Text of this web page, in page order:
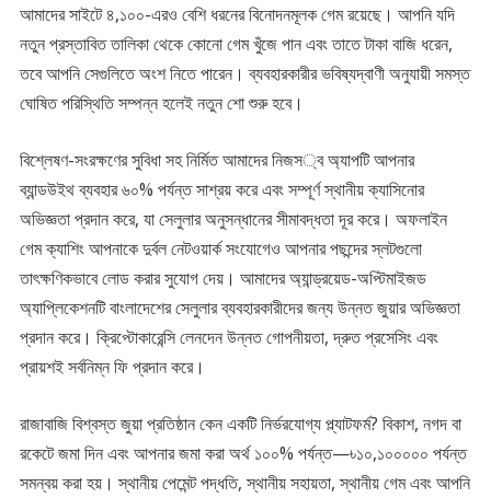
আমাদের সাইটে ৪,১০০-এরও বেশি ধরনের বিনোদনমূলক গেম রয়েছে। আপনি যদি
নতুন প্রস্তাবিত তালিকা থেকে কোনো গেম খুঁজে পান এবং তাতে টাকা বাজি ধরেন,
তবে আপনি সেগুলিতে অংশ নিতে পারেন। ব্যবহারকারীর ভবিষ্যদ্বাণী অনুযায়ী সমস্ত
ঘোষিত পরিস্থিতি সম্পন্ন হলেই নতুন শো শুরু হবে।
বিশ্লেষণ-সংরক্ষণের সুবিধা সহ নির্মিত আমাদের নিজস্ব অ্যাপটি আপনার
ব্যান্ডউইথ ব্যবহার ৬০% পর্যন্ত সাশ্রয় করে এবং সম্পূর্ণ স্থানীয় ক্যাসিনোর
অভিজ্ঞতা প্রদান করে, যা সেলুলার অনুসন্ধানের সীমাবদ্ধতা দূর করে। অফলাইন
গেম ক্যাশিং আপনাকে দুর্বল নেটওয়ার্ক সংযোগেও আপনার পছন্দের স্লটগুলো
তাৎক্ষণিকভাবে লোড করার সুযোগ দেয়। আমাদের অ্যান্ড্রয়েড-অপ্টিমাইজড
অ্যাপ্লিকেশনটি বাংলাদেশের সেলুলার ব্যবহারকারীদের জন্য উন্নত জুয়ার অভিজ্ঞতা
প্রদান করে। ক্রিপ্টোকারেন্সি লেনদেন উন্নত গোপনীয়তা, দ্রুত প্রসেসিং এবং
প্রায়শই সর্বনিম্ন ফি প্রদান করে।
রাজাবাজি বিশ্বস্ত জুয়া প্রতিষ্ঠান কেন একটি নির্ভরযোগ্য প্ল্যাটফর্ম? বিকাশ, নগদ বা
রকেটে জমা দিন এবং আপনার জমা করা অর্থ ১০০% পর্যন্ত—৳১০,১০০০০০ পর্যন্ত
সমন্বয় করা হয়। স্থানীয় পেমেন্ট পদ্ধতি, স্থানীয় সহায়তা, স্থানীয় গেম এবং আপনি